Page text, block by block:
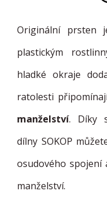
Originální prsten
plastickým
hladké okraje
ratolesti
manželství. Díky
dílny SOKOP
osudového spojení
manželství.